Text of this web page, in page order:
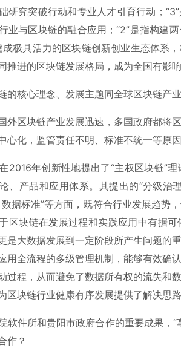
研究突破行动和专业人才引育行动；
业与区块链的融合应用；“2”是指构建
极具活力的区块链创新创业生态体系
推进的区块链发展格局，成为全国有影
的核心理念、发展主题同全球区块链产
外区块链产业发展迅速，多国政府都将
心化，监管责任不明、标准不统一等原
2016年创新性地提出了“主权区块链”
、产品和应用体系。其提出的“分级治
据标准”等方面，既符合行业发展趋势
区块链在发展过程和实践应用中有据
是大数据发展到一定阶段所产生问题的
用全流程的多级管理机制，能够有效确
过程，从而避免了数据所有权的流失和
区块链行业健康有序发展提供了解决思路
软件所和贵阳市政府合作的重要成果，
作？